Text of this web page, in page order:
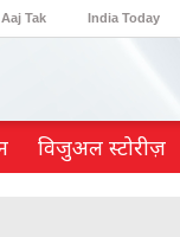
Aaj Tak India Today
विजुअल स्टोरीज़